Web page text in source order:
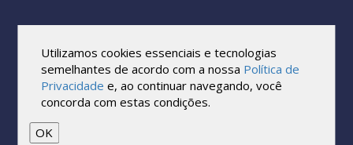
Todos os direitos reservados.
Reprodução no todo ou em parte sob qualquer forma ou meio,
sem expressa autorização por escrito do Cartão de Visita, é
proibida.
As marcas e imagens utilizadas no projeto são os direitos autorais
Utilizamos cookies essenciais e tecnologias
semelhantes de acordo com a nossa Política de
Privacidade e, ao continuar navegando, você
concorda com estas condições.
OK